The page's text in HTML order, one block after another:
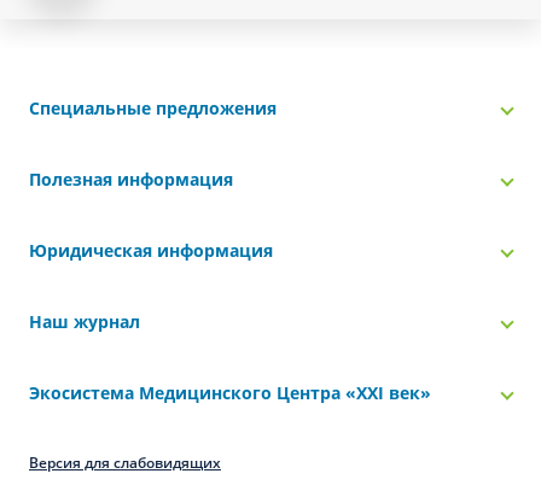
Специальные предложения
Полезная информация
Юридическая информация
Наш журнал
Экосистема Медицинского Центра «‎XXI век»
Версия для слабовидящих